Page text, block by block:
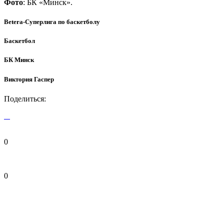
Фото: БК «Минск».
Betera-Суперлига по баскетболу
Баскетбол
БК Минск
Виктория Гаспер
Поделиться:
0
0